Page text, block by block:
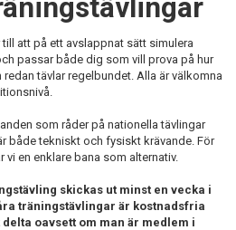
att på ett avslappnat sätt simulera
passar både dig som vill prova på hur
tävlar regelbundet. Alla är välkomna
som råder på nationella tävlingar
både tekniskt och fysiskt krävande. För
en enklare bana som alternativ.
skickas ut minst en vecka i
träningstävlingar är kostnadsfria
oavsett om man är medlem i